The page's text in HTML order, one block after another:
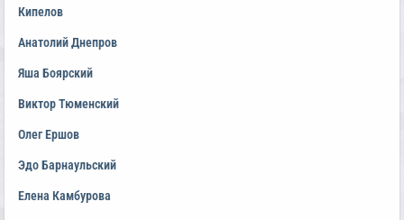
Кипелов
Анатолий Днепров
Яша Боярский
Виктор Тюменский
Олег Ершов
Эдо Барнаульский
Елена Камбурова